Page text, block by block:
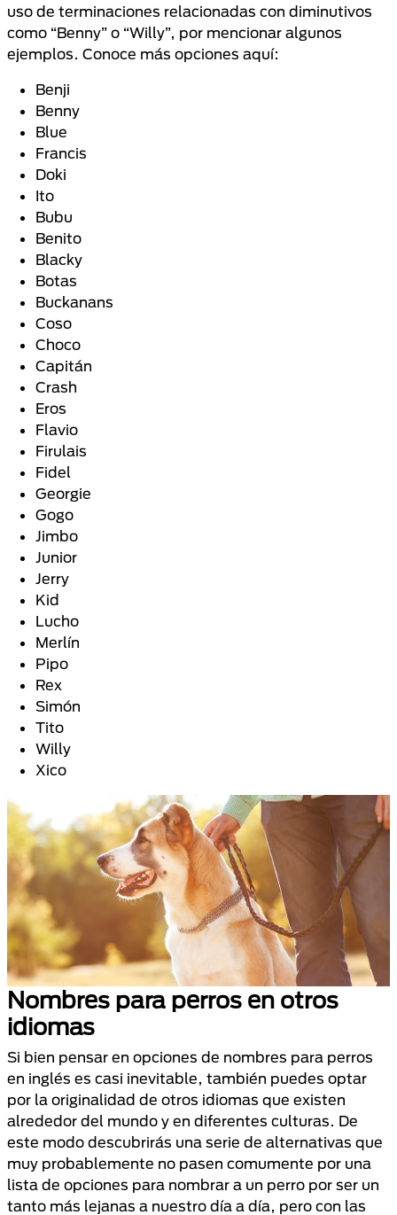
uso de terminaciones relacionadas con diminutivos
como “Benny” o “Willy”, por mencionar algunos
ejemplos. Conoce más opciones aquí:
Benji
Benny
Blue
Francis
Doki
Ito
Bubu
Benito
Blacky
Botas
Buckanans
Coso
Choco
Capitán
Crash
Eros
Flavio
Firulais
Fidel
Georgie
Gogo
Jimbo
Junior
Jerry
Kid
Lucho
Merlín
Pipo
Rex
Simón
Tito
Willy
Xico
Nombres para perros en otros
idiomas
Si bien pensar en opciones de nombres para perros
en inglés es casi inevitable, también puedes optar
por la originalidad de otros idiomas que existen
alrededor del mundo y en diferentes culturas. De
este modo descubrirás una serie de alternativas que
muy probablemente no pasen comumente por una
lista de opciones para nombrar a un perro por ser un
tanto más lejanas a nuestro día a día, pero con las